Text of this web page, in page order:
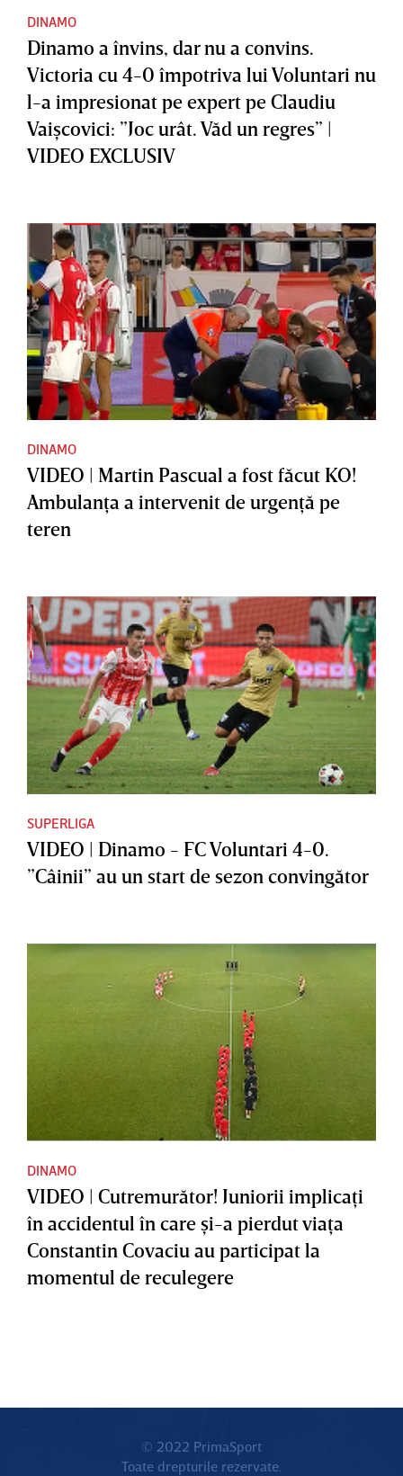
DINAMO
Dinamo a învins, dar nu a convins.
Victoria cu 4-0 împotriva lui Voluntari nu
l-a impresionat pe expert pe Claudiu
Vaişcovici: ”Joc urât. Văd un regres” |
VIDEO EXCLUSIV
DINAMO
VIDEO | Martin Pascual a fost făcut KO!
Ambulanţa a intervenit de urgenţă pe
teren
SUPERLIGA
VIDEO | Dinamo - FC Voluntari 4-0.
”Câinii” au un start de sezon convingător
DINAMO
VIDEO | Cutremurător! Juniorii implicaţi
în accidentul în care şi-a pierdut viaţa
Constantin Covaciu au participat la
momentul de reculegere
© 2022 PrimaSport
Toate drepturile rezervate.